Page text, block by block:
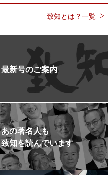
致知とは？一覧
最新号のご案内
あの著名人も
致知を読んでいます